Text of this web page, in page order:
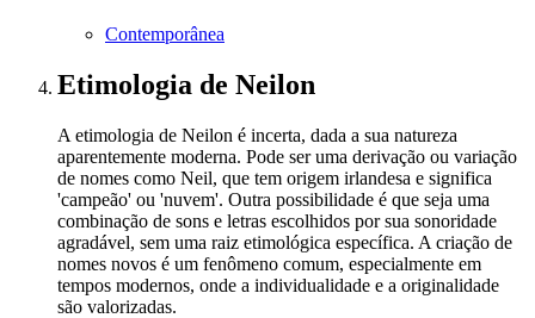
Contemporânea
Etimologia de Neilon
A etimologia de Neilon é incerta, dada a sua natureza
aparentemente moderna. Pode ser uma derivação ou variação
de nomes como Neil, que tem origem irlandesa e significa
'campeão' ou 'nuvem'. Outra possibilidade é que seja uma
combinação de sons e letras escolhidos por sua sonoridade
agradável, sem uma raiz etimológica específica. A criação de
nomes novos é um fenômeno comum, especialmente em
tempos modernos, onde a individualidade e a originalidade
são valorizadas.